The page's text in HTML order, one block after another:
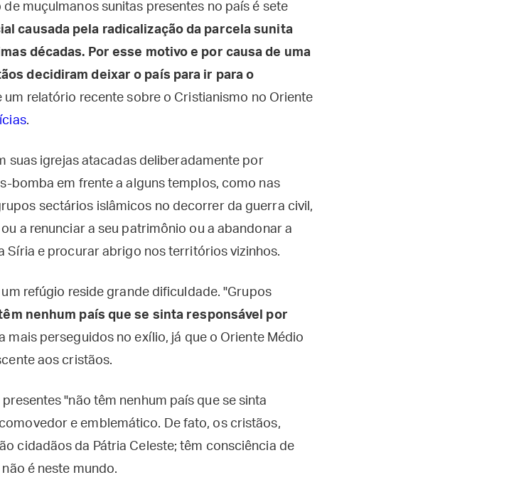
muçulmanos sunitas presentes no país é sete
causada pela radicalização da parcela sunita
décadas. Por esse motivo e por causa de uma
decidiram deixar o país para ir para o
um relatório recente sobre o Cristianismo no Oriente
.
suas igrejas atacadas deliberadamente por
bomba em frente a alguns templos, como nas
sectários islâmicos no decorrer da guerra civil,
a renunciar a seu patrimônio ou a abandonar a
Síria e procurar abrigo nos territórios vizinhos.
refúgio reside grande dificuldade. "Grupos
nenhum país que se sinta responsável por
mais perseguidos no exílio, já que o Oriente Médio
aos cristãos.
"não têm nenhum país que se sinta
e emblemático. De fato, os cristãos,
cidadãos da Pátria Celeste; têm consciência de
é neste mundo.